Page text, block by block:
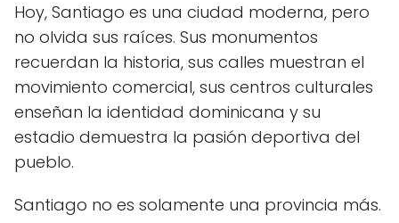
Hoy, Santiago es una ciudad moderna, pero
no olvida sus raíces. Sus monumentos
recuerdan la historia, sus calles muestran el
movimiento comercial, sus centros culturales
enseñan la identidad dominicana y su
estadio demuestra la pasión deportiva del
pueblo.
Santiago no es solamente una provincia más.